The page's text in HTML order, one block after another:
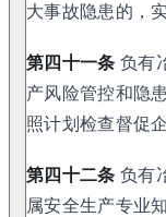
大事故隐患的，
第四十一条 负有
产风险管控和隐
照计划检查督促
第四十二条 负有
属安全生产专业